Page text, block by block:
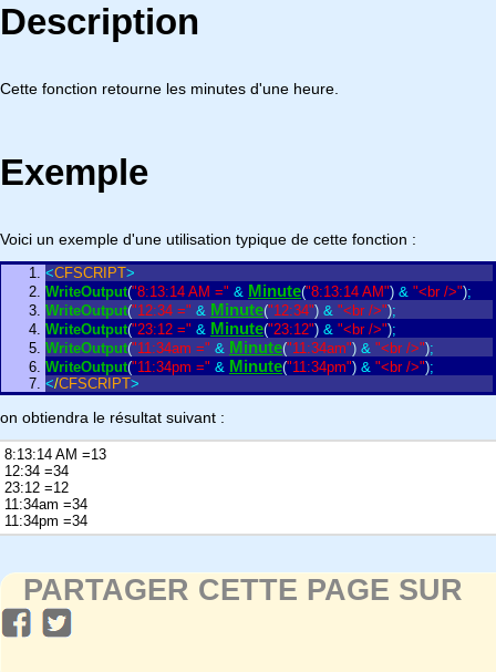
Description
Cette fonction retourne les minutes d'une heure.
Exemple
Voici un exemple d'une utilisation typique de cette fonction :
<CFSCRIPT>
WriteOutput("8:13:14 AM =" & Minute("8:13:14 AM") & "<br />");
WriteOutput("12:34 =" & Minute("12:34") & "<br />");
WriteOutput("23:12 =" & Minute("23:12") & "<br />");
WriteOutput("11:34am =" & Minute("11:34am") & "<br />");
WriteOutput("11:34pm =" & Minute("11:34pm") & "<br />");
</CFSCRIPT>
on obtiendra le résultat suivant :
8:13:14 AM =13
12:34 =34
23:12 =12
11:34am =34
11:34pm =34
PARTAGER CETTE PAGE SUR